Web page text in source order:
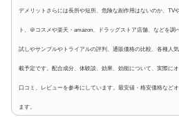
デメリットさらには長所や短所、危険な副作用はないのか、TV
ト、＠コスメや楽天・amazon、ドラッグストア店舗、などを
試しやサンプルやトライアルの評判、通販価格の比較、各種人
載予定です。配合成分、体験談、効果、効能について、実際に
口コミ、レビューを参考にしています。最安値・格安価格など
ます。